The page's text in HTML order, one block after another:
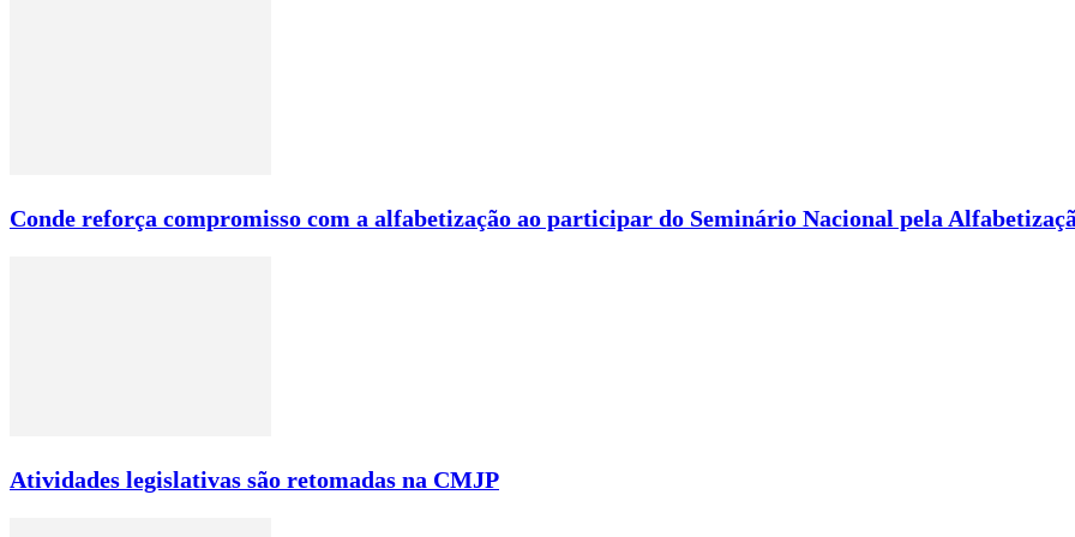
Conde reforça compromisso com a alfabetização ao participar do Seminário Nacional pela
Atividades legislativas são retomadas na CMJP